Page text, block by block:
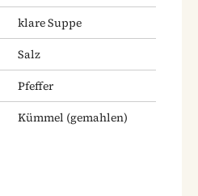
klare Suppe
Salz
Pfeffer
Kümmel (gemahlen)